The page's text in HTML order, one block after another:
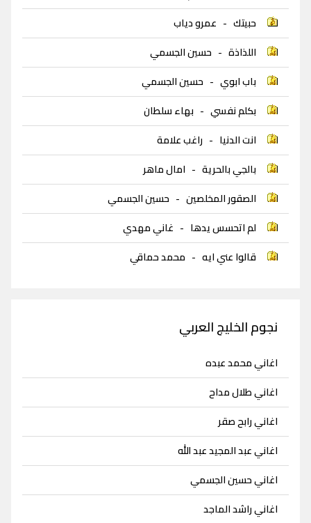
حبيتك - عمرو دياب
اللذاذة - حسين الجسمي
باب ابوي - حسين الجسمي
بكلم نفسي - بهاء سلطان
انت الدنيا - راغب علامة
بالجي بالحرية - امال ماهر
الصقور المخلصين - حسين الجسمي
لم اتحسس يدها - غاني مهدي
قالوا عني ايه - محمد حماقي
نجوم الخليج العربي
اغاني محمد عبده
اغاني طلال مداح
اغاني رابح صقر
اغاني عبد المجيد عبد الله
اغاني حسين الجسمي
اغاني راشد الماجد